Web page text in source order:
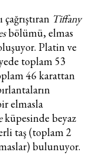
Tiffany
bölümü, elmas
Platin ve
toplam 53
46 karattan
elmasla
küpesinde beyaz
taş (toplam 2
bulunuyor.